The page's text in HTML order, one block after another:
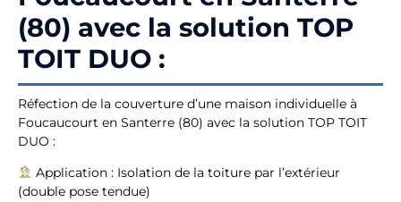
(80) avec la solution TOP
TOIT DUO :
Réfection de la couverture d’une maison individuelle à
Foucaucourt en Santerre (80) avec la solution TOP TOIT
DUO :
Application : Isolation de la toiture par l’extérieur
(double pose tendue)